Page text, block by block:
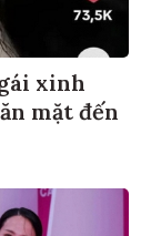
xinh
mặt đến